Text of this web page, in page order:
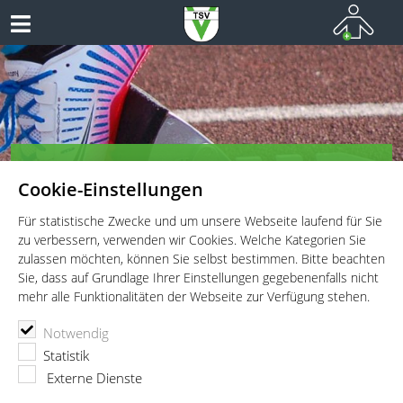
Cookie-Einstellungen
Für statistische Zwecke und um unsere Webseite laufend für Sie
zu verbessern, verwenden wir Cookies. Welche Kategorien Sie
zulassen möchten, können Sie selbst bestimmen. Bitte beachten
Sie, dass auf Grundlage Ihrer Einstellungen gegebenenfalls nicht
mehr alle Funktionalitäten der Webseite zur Verfügung stehen.
Notwendig
Statistik
Externe Dienste
Leichtathletik für Wettkämpfer, Leistungssportler und
Freitzeitathleten
TSV Vaterstetten e.V.
48. Werner-von-Linde-Sportfest
48. Werner-von-Linde-Sportfest